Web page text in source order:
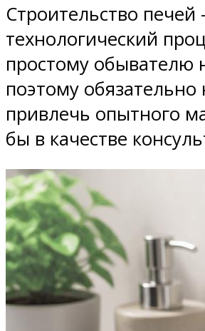
Строительство
технологический
простому обывателю
поэтому
привлечь опытного
бы в качестве